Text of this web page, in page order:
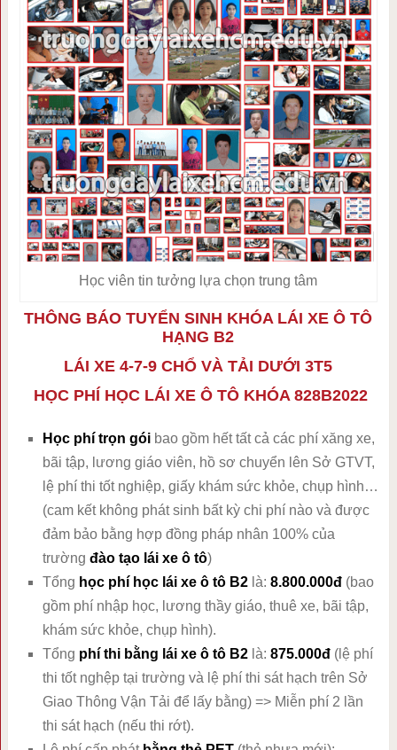
Học viên tin tưởng lựa chọn trung tâm
THÔNG BÁO TUYỂN SINH KHÓA LÁI XE Ô TÔ
HẠNG B2
LÁI XE 4-7-9 CHỔ VÀ TẢI DƯỚI 3T5
HỌC PHÍ HỌC LÁI XE Ô TÔ KHÓA 828B2022
Học phí trọn gói bao gồm hết tất cả các phí xăng xe,
bãi tập, lương giáo viên, hồ sơ chuyển lên Sở GTVT,
lệ phí thi tốt nghiệp, giấy khám sức khỏe, chụp hình…
(cam kết không phát sinh bất kỳ chi phí nào và được
đảm bảo bằng hợp đồng pháp nhân 100% của
trường đào tạo lái xe ô tô)
Tổng học phí học lái xe ô tô B2là: 8.800.000đ(bao
gồm phí nhập học, lương thầy giáo, thuê xe, bãi tập,
khám sức khỏe, chụp hình).
Tổng phí thi bằng lái xe ô tô B2là: 875.000đ(lệ phí
thi tốt nghệp tại trường và lệ phí thi sát hạch trên Sở
Giao Thông Vận Tải để lấy bằng) => Miễn phí 2 lần
thi sát hạch (nếu thi rớt).